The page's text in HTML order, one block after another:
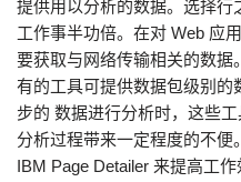
提供用以分析的数据。选择
工作事半功倍。在对 Web 应
要获取与网络传输相关的数
有的工具可提供数据包级别
步的 数据进行分析时，这些
分析过程带来一定程度的不便
IBM Page Detailer 来提高工作